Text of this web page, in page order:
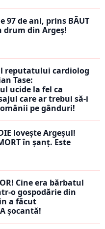
97 de ani, prins BĂUT
drum din Argeș!
reputatului cardiolog
Tase:
ucide la fel ca
care ar trebui să-i
pe gânduri!
lovește Argeșul!
în șanț. Este
Cine era bărbatul
o gospodărie din
a făcut
șocantă!